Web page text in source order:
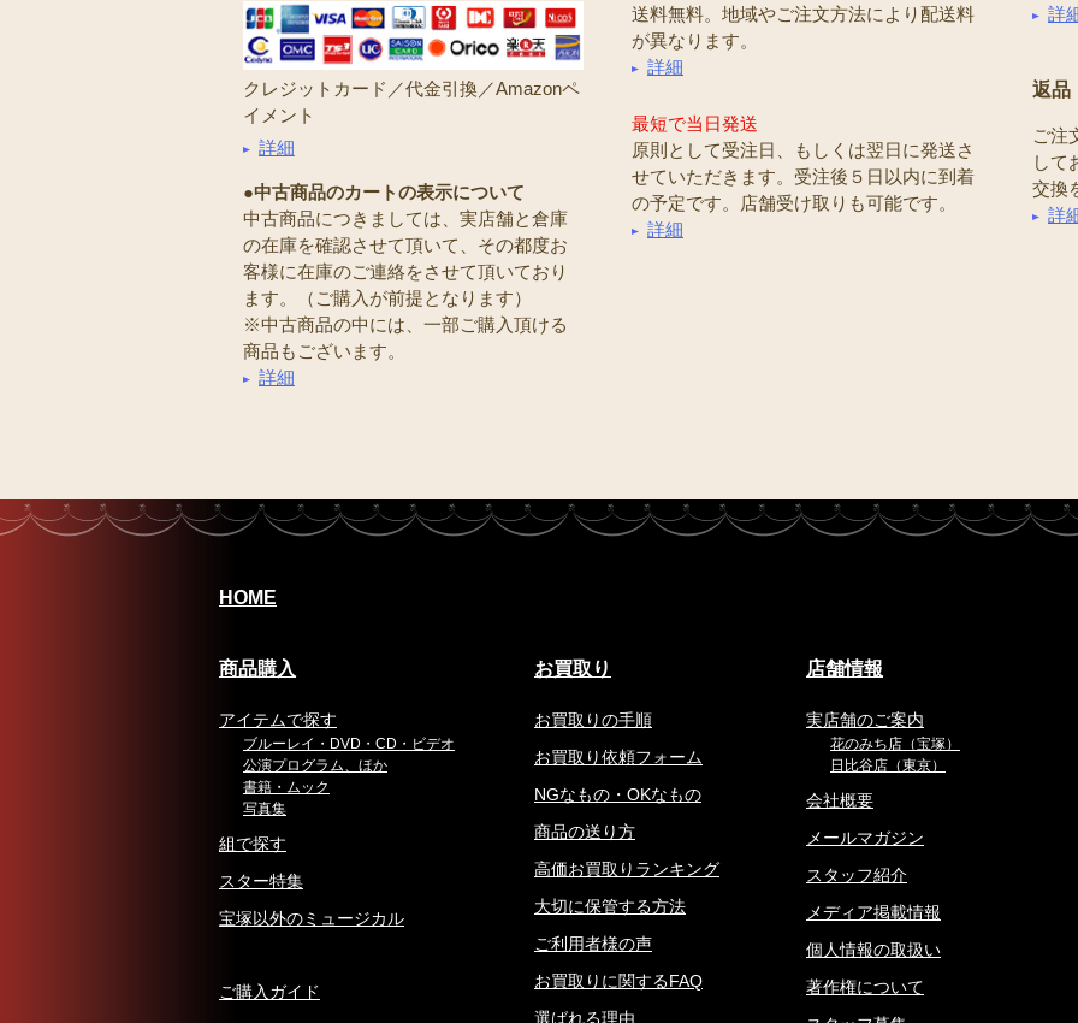
クレジットカード／代金引換／Amazonペ
イメント
詳細
●中古商品のカートの表示について
中古商品につきましては、実店舗と倉庫
の在庫を確認させて頂いて、その都度お
客様に在庫のご連絡をさせて頂いており
ます。（ご購入が前提となります）
※中古商品の中には、一部ご購入頂ける
商品もございます。
詳細
送料無料。地域やご注文方法により配送料
が異なります。
詳細
最短で当日発送
原則として受注日、もしくは翌日に発送さ
せていただきます。受注後５日以内に到着
の予定です。店舗受け取りも可能です。
詳細
詳
返品
ご注
して
交換
詳
HOME
商品購入
アイテムで探す
ブルーレイ・DVD・CD・ビデオ
公演プログラム、ほか
書籍・ムック
写真集
組で探す
スター特集
宝塚以外のミュージカル
ご購入ガイド
お買取り
お買取りの手順
お買取り依頼フォーム
NGなもの・OKなもの
商品の送り方
高価お買取りランキング
大切に保管する方法
ご利用者様の声
お買取りに関するFAQ
選ばれる理由
店舗情報
実店舗のご案内
花のみち店（宝塚）
日比谷店（東京）
会社概要
メールマガジン
スタッフ紹介
メディア掲載情報
個人情報の取扱い
著作権について